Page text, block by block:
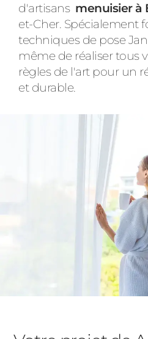
d'artisans menuisier à
et-Cher. Spécialement
techniques de pose
même de réaliser tous
règles de l'art pour un
et durable.